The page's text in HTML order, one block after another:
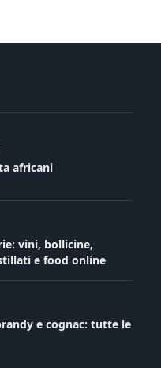
africani
vini, bollicine,
e food online
e cognac: tutte le